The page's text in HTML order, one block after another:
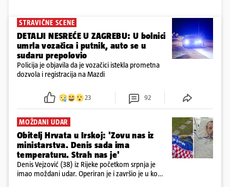
STRAVIČNE SCENE
DETALJI NESREĆE U ZAGREBU: U bolnici
umrla vozačica i putnik, auto se u
sudaru prepolovio
Policija je objavila da je vozačici istekla prometna
dozvola i registracija na Mazdi
23 92
MOŽDANI UDAR
Obitelj Hrvata u Irskoj: 'Zovu nas iz
ministarstva. Denis sada ima
temperaturu. Strah nas je'
Denis Vejzović (38) iz Rijeke početkom srpnja je
imao moždani udar. Operiran je i završio je u komi.